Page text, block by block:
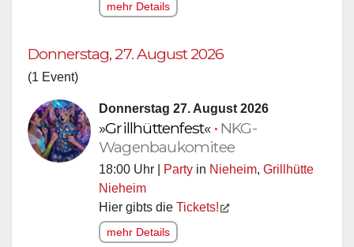
mehr Details
Donnerstag, 27. August 2026
(1 Event)
Donnerstag 27. August 2026
»Grillhüttenfest« • NKG-
Wagenbaukomitee
18:00 Uhr | Party in Nieheim, Grillhütte
Nieheim
Hier gibts die Tickets!
mehr Details